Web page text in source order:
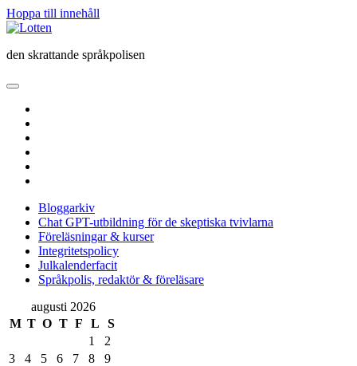
Hoppa till innehåll
Lotten
den skrattande språkpolisen
öppna
meny
Bloggarkiv
Chat GPT-utbildning för de skeptiska tvivlarna
Föreläsningar & kurser
Integritetspolicy
Julkalenderfacit
Språkpolis, redaktör & föreläsare
Sidopanel
augusti 2026
M T O T F L
S
1
2
3
4 5 6 7 8
9